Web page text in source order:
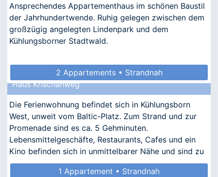
Ansprechendes Appartementhaus im schönen Baustil
der Jahrhundertwende. Ruhig gelegen zwischen dem
großzügig angelegten Lindenpark und dem
Kühlungsborner Stadtwald.
2 Appartements • Strandnah
Haus Krischanweg
Die Ferienwohnung befindet sich in Kühlungsborn
West, unweit vom Baltic-Platz. Zum Strand und zur
Promenade sind es ca. 5 Gehminuten.
Lebensmittelgeschäfte, Restaurants, Cafes und ein
Kino befinden sich in unmittelbarer Nähe und sind zu
Fuß zu erreichen.
1 Appartement • Strandnah